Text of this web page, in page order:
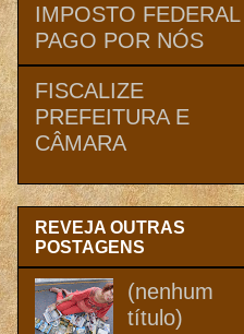
IMPOSTO FEDERAL
PAGO POR NÓS
FISCALIZE
PREFEITURA E
CÂMARA
REVEJA OUTRAS
POSTAGENS
(nenhum
título)